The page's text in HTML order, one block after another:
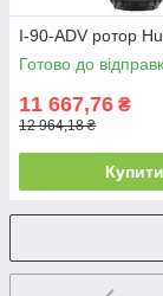
I-90-ADV ротор
Готово до
11 667,76 ₴
12 964,18 ₴
Купити